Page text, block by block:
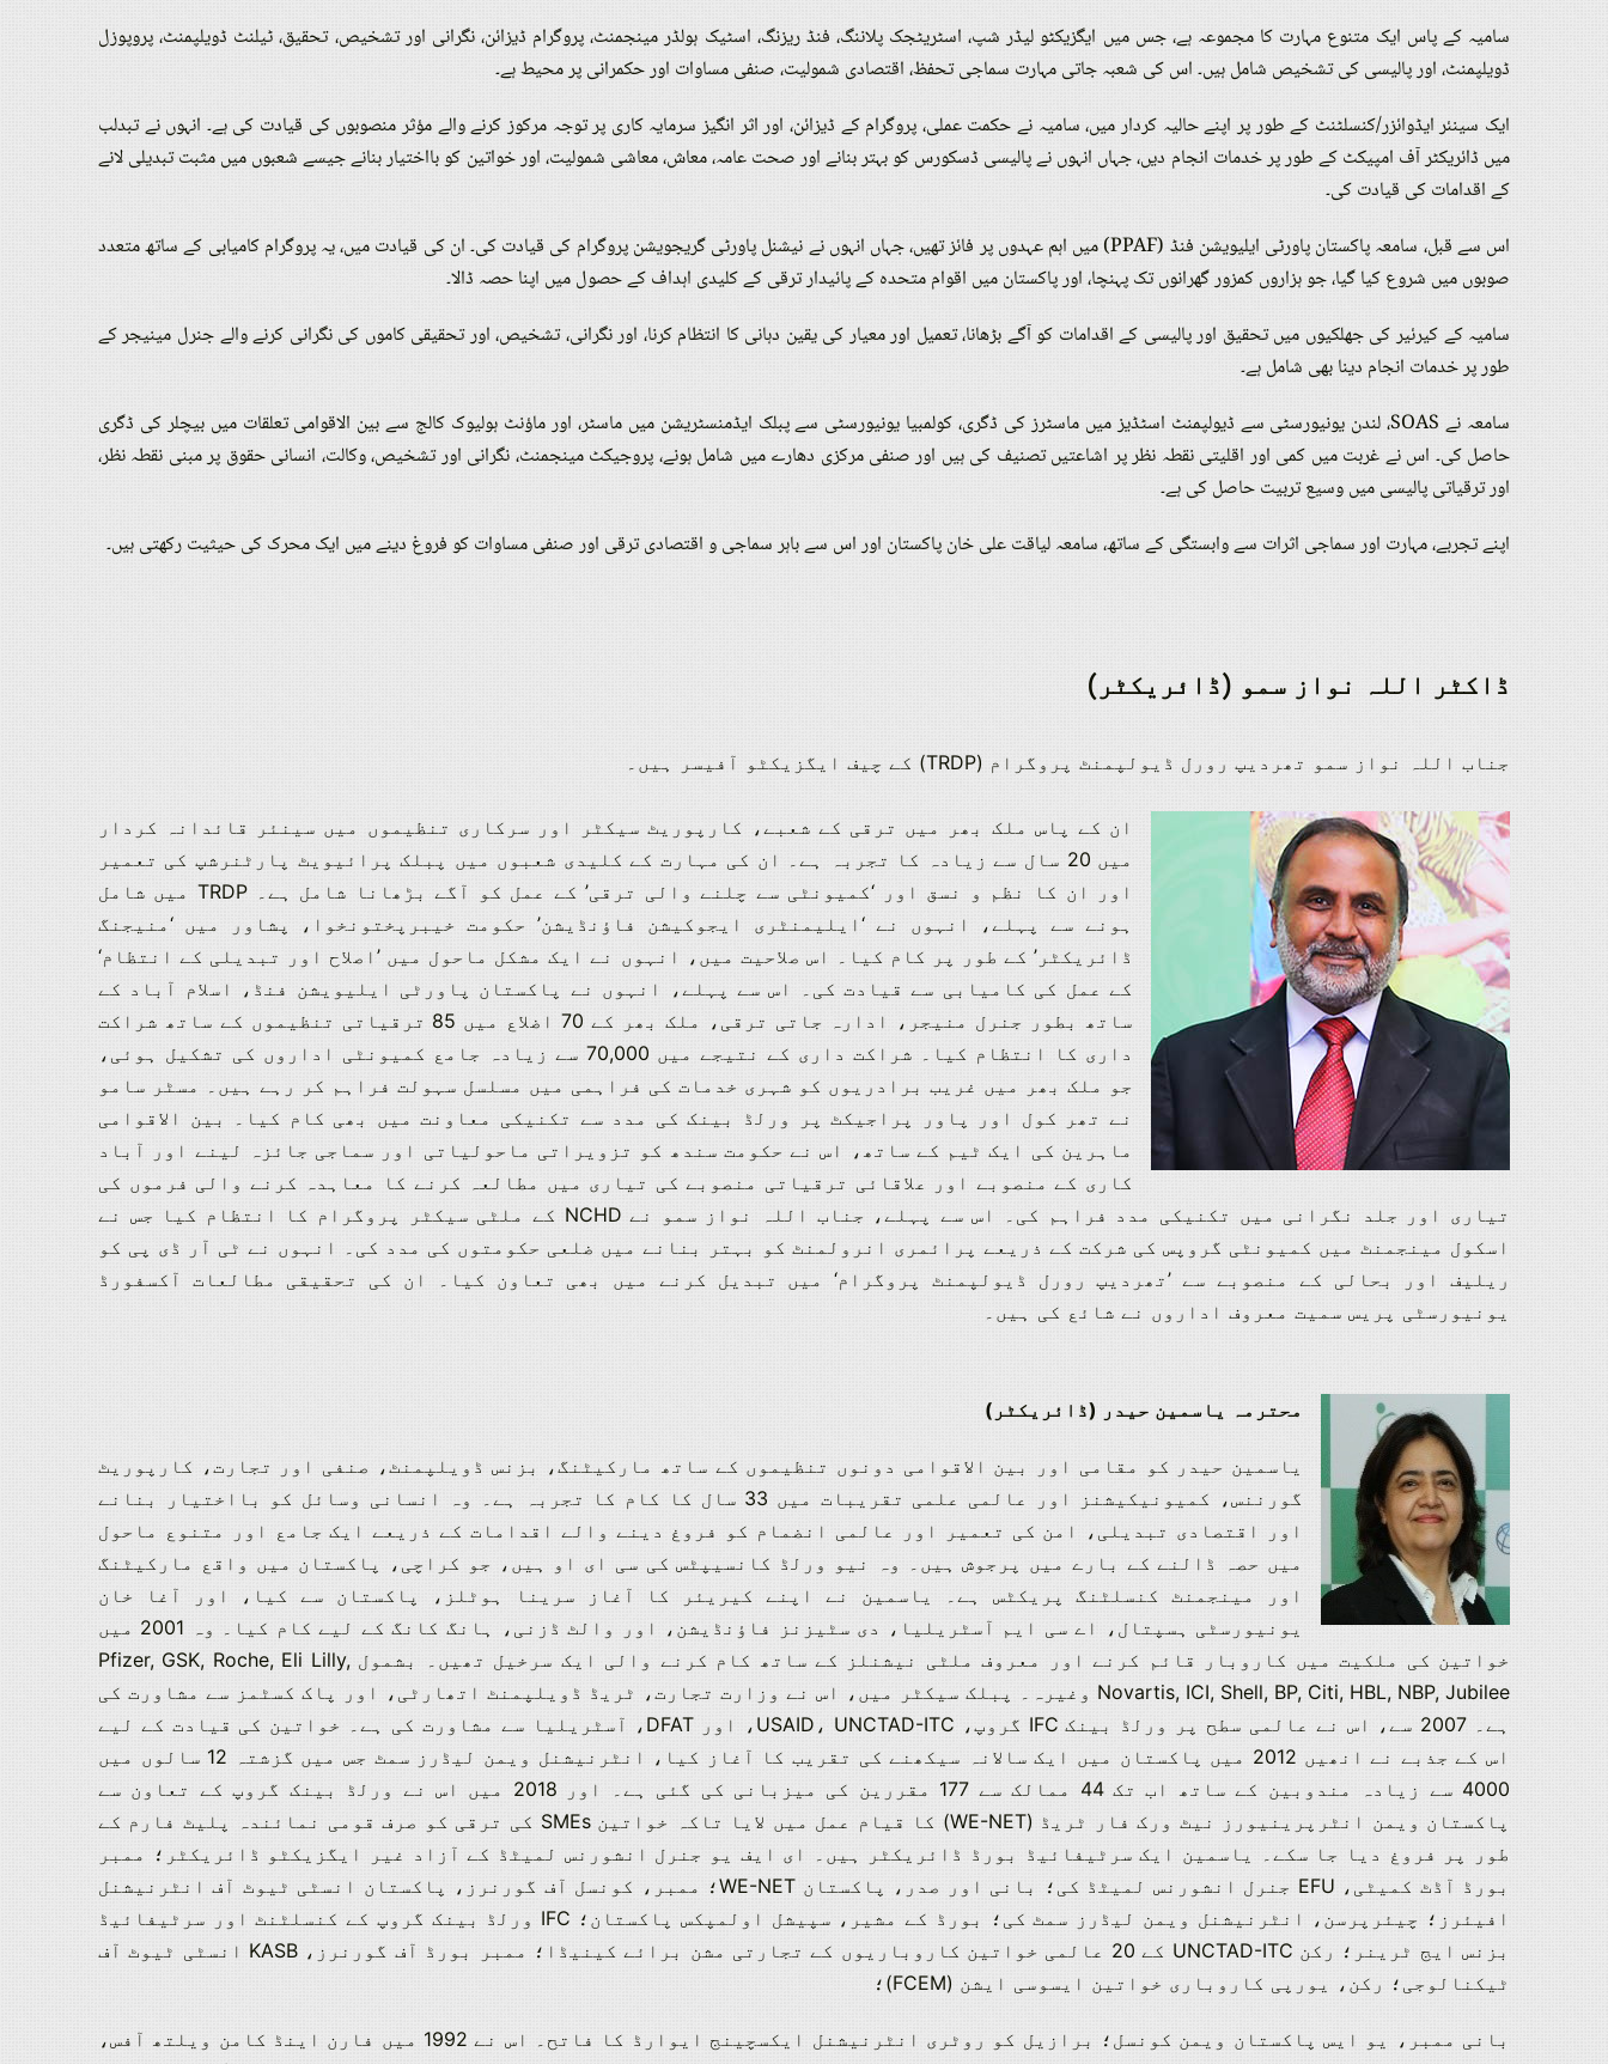
سامیہ کے پاس ایک متنوع مہارت کا مجموعہ ہے، جس میں ایگزیکٹو لیڈر شپ، اسٹریٹجک پلاننگ، فنڈ ریزنگ، اسٹیک ہولڈر مینجمنٹ، پروگرام ڈیزائن، نگرانی اور تشخیص، تحقیق، ٹیلنٹ ڈویلپمنٹ، پروپوزل
ڈویلپمنٹ، اور پالیسی کی تشخیص شامل ہیں۔ اس کی شعبہ جاتی مہارت سماجی تحفظ، اقتصادی شمولیت، صنفی مساوات اور حکمرانی پر محیط ہے۔
ایک سینئر ایڈوائزر/کنسلٹنٹ کے طور پر اپنے حالیہ کردار میں، سامیہ نے حکمت عملی، پروگرام کے ڈیزائن، اور اثر انگیز سرمایہ کاری پر توجہ مرکوز کرنے والے مؤثر منصوبوں کی قیادت کی ہے۔ انہوں نے تبدلب
میں ڈائریکٹر آف امپیکٹ کے طور پر خدمات انجام دیں، جہاں انہوں نے پالیسی ڈسکورس کو بہتر بنانے اور صحت عامہ، معاش، معاشی شمولیت، اور خواتین کو بااختیار بنانے جیسے شعبوں میں مثبت تبدیلی لانے
کے اقدامات کی قیادت کی۔
اس سے قبل، سامعہ پاکستان پاورٹی ایلیویشن فنڈ (PPAF) میں اہم عہدوں پر فائز تھیں، جہاں انہوں نے نیشنل پاورٹی گریجویشن پروگرام کی قیادت کی۔ ان کی قیادت میں، یہ پروگرام کامیابی کے ساتھ متعدد
صوبوں میں شروع کیا گیا، جو ہزاروں کمزور گھرانوں تک پہنچا، اور پاکستان میں اقوام متحدہ کے پائیدار ترقی کے کلیدی اہداف کے حصول میں اپنا حصہ ڈالا۔
سامیہ کے کیرئیر کی جھلکیوں میں تحقیق اور پالیسی کے اقدامات کو آگے بڑھانا، تعمیل اور معیار کی یقین دہانی کا انتظام کرنا، اور نگرانی، تشخیص، اور تحقیقی کاموں کی نگرانی کرنے والے جنرل مینیجر کے
طور پر خدمات انجام دینا بھی شامل ہے۔
سامعہ نے SOAS، لندن یونیورسٹی سے ڈیولپمنٹ اسٹڈیز میں ماسٹرز کی ڈگری، کولمبیا یونیورسٹی سے پبلک ایڈمنسٹریشن میں ماسٹر، اور ماؤنٹ ہولیوک کالج سے بین الاقوامی تعلقات میں بیچلر کی ڈگری
حاصل کی۔ اس نے غربت میں کمی اور اقلیتی نقطہ نظر پر اشاعتیں تصنیف کی ہیں اور صنفی مرکزی دھارے میں شامل ہونے، پروجیکٹ مینجمنٹ، نگرانی اور تشخیص، وکالت، انسانی حقوق پر مبنی نقطہ نظر،
اور ترقیاتی پالیسی میں وسیع تربیت حاصل کی ہے۔
اپنے تجربے، مہارت اور سماجی اثرات سے وابستگی کے ساتھ، سامعہ لیاقت علی خان پاکستان اور اس سے باہر سماجی و اقتصادی ترقی اور صنفی مساوات کو فروغ دینے میں ایک محرک کی حیثیت رکھتی ہیں۔
ڈاکٹر اللہ نواز سمو (ڈائریکٹر)
جناب اللہ نواز سمو تھردیپ رورل ڈیولپمنٹ پروگرام (TRDP) کے چیف ایگزیکٹو آفیسر ہیں۔
ان کے پاس ملک بھر میں ترقی کے شعبے، کارپوریٹ سیکٹر اور سرکاری تنظیموں میں سینئر قائدانہ کردار
میں 20 سال سے زیادہ کا تجربہ ہے۔
ان کی مہارت کے کلیدی شعبوں میں پبلک پرائیویٹ پارٹنرشپ کی تعمیر
اور ان کا نظم و نسق اور ‘کمیونٹی سے چلنے والی ترقی’ کے عمل کو آگے بڑھانا شامل ہے۔
TRDP میں شامل
ہونے سے پہلے، انہوں نے ‘ایلیمنٹری ایجوکیشن فاؤنڈیشن’ حکومت خیبرپختونخوا، پشاور میں ‘منیجنگ
ڈائریکٹر’ کے طور پر کام کیا۔
اس صلاحیت میں، انہوں نے ایک مشکل ماحول میں ’اصلاح اور تبدیلی کے انتظام‘
کے عمل کی کامیابی سے قیادت کی۔
اس سے پہلے، انہوں نے پاکستان پاورٹی ایلیویشن فنڈ، اسلام آباد کے
ساتھ بطور جنرل منیجر، ادارہ جاتی ترقی، ملک بھر کے 70 اضلاع میں 85 ترقیاتی تنظیموں کے ساتھ شراکت
داری کا انتظام کیا۔
شراکت داری کے نتیجے میں 70,000 سے زیادہ جامع کمیونٹی اداروں کی تشکیل ہوئی،
جو ملک بھر میں غریب برادریوں کو شہری خدمات کی فراہمی میں مسلسل سہولت فراہم کر رہے ہیں۔
مسٹر سامو
نے تھر کول اور پاور پراجیکٹ پر ورلڈ بینک کی مدد سے تکنیکی معاونت میں بھی کام کیا۔
بین الاقوامی
ماہرین کی ایک ٹیم کے ساتھ، اس نے حکومت سندھ کو تزویراتی ماحولیاتی اور سماجی جائزہ لینے اور آباد
کاری کے منصوبے اور علاقائی ترقیاتی منصوبے کی تیاری میں مطالعہ کرنے کا معاہدہ کرنے والی فرموں کی
تیاری اور جلد نگرانی میں تکنیکی مدد فراہم کی۔
اس سے پہلے، جناب اللہ نواز سمو نے NCHD کے ملٹی سیکٹر پروگرام کا انتظام کیا جس نے
اسکول مینجمنٹ میں کمیونٹی گروپس کی شرکت کے ذریعے پرائمری انرولمنٹ کو بہتر بنانے میں ضلعی حکومتوں کی مدد کی۔
انہوں نے ٹی آر ڈی پی کو
ریلیف اور بحالی کے منصوبے سے ’تھردیپ رورل ڈیولپمنٹ پروگرام‘ میں تبدیل کرنے میں بھی تعاون کیا۔
ان کی تحقیقی مطالعات آکسفورڈ
یونیورسٹی پریس سمیت معروف اداروں نے شائع کی ہیں۔
محترمہ یاسمین حیدر (ڈائریکٹر)
یاسمین حیدر کو مقامی اور بین الاقوامی دونوں تنظیموں کے ساتھ مارکیٹنگ، بزنس ڈویلپمنٹ، صنفی اور تجارت، کارپوریٹ
گورننس، کمیونیکیشنز اور عالمی علمی تقریبات میں 33 سال کا کام کا تجربہ ہے۔ وہ انسانی وسائل کو بااختیار بنانے
اور اقتصادی تبدیلی، امن کی تعمیر اور عالمی انضمام کو فروغ دینے والے اقدامات کے ذریعے ایک جامع اور متنوع ماحول
میں حصہ ڈالنے کے بارے میں پرجوش ہیں۔ وہ نیو ورلڈ کانسیپٹس کی سی ای او ہیں، جو کراچی، پاکستان میں واقع مارکیٹنگ
اور مینجمنٹ کنسلٹنگ پریکٹس ہے۔ یاسمین نے اپنے کیریئر کا آغاز سرینا ہوٹلز، پاکستان سے کیا، اور آغا خان
یونیورسٹی ہسپتال، اے سی ایم آسٹریلیا، دی سٹیزنز فاؤنڈیشن، اور والٹ ڈزنی، ہانگ کانگ کے لیے کام کیا۔ وہ 2001 میں
خواتین کی ملکیت میں کاروبار قائم کرنے اور معروف ملٹی نیشنلز کے ساتھ کام کرنے والی ایک سرخیل تھیں۔ بشمول Pfizer, GSK, Roche, Eli Lilly,
Novartis, ICI, Shell, BP, Citi, HBL, NBP, Jubilee وغیرہ۔ پبلک سیکٹر میں، اس نے وزارت تجارت، ٹریڈ ڈویلپمنٹ اتھارٹی، اور پاک کسٹمز سے مشاورت کی
ہے۔ 2007 سے، اس نے عالمی سطح پر ورلڈ بینک IFC گروپ، USAID، UNCTAD-ITC، اور DFAT، آسٹریلیا سے مشاورت کی ہے۔ خواتین کی قیادت کے لیے
اس کے جذبے نے انھیں 2012 میں پاکستان میں ایک سالانہ سیکھنے کی تقریب کا آغاز کیا، انٹرنیشنل ویمن لیڈرز سمٹ جس میں گزشتہ 12 سالوں میں
4000 سے زیادہ مندوبین کے ساتھ اب تک 44 ممالک سے 177 مقررین کی میزبانی کی گئی ہے۔ اور 2018 میں اس نے ورلڈ بینک گروپ کے تعاون سے
پاکستان ویمن انٹرپرینیورز نیٹ ورک فار ٹریڈ (WE-NET) کا قیام عمل میں لایا تاکہ خواتین SMEs کی ترقی کو صرف قومی نمائندہ پلیٹ فارم کے
طور پر فروغ دیا جا سکے۔ یاسمین ایک سرٹیفائیڈ بورڈ ڈائریکٹر ہیں۔ ای ایف یو جنرل انشورنس لمیٹڈ کے آزاد غیر ایگزیکٹو ڈائریکٹر؛ ممبر
بورڈ آڈٹ کمیٹی، EFU جنرل انشورنس لمیٹڈ کی؛ بانی اور صدر، پاکستان WE-NET؛ ممبر، کونسل آف گورنرز، پاکستان انسٹی ٹیوٹ آف انٹرنیشنل
افیئرز؛ چیئرپرسن، انٹرنیشنل ویمن لیڈرز سمٹ کی؛ بورڈ کے مشیر، سپیشل اولمپکس پاکستان؛ IFC ورلڈ بینک گروپ کے کنسلٹنٹ اور سرٹیفائیڈ
بزنس ایج ٹرینر؛ رکن UNCTAD-ITC کے 20 عالمی خواتین کاروباریوں کے تجارتی مشن برائے کینیڈا؛ ممبر بورڈ آف گورنرز، KASB انسٹی ٹیوٹ آف
ٹیکنالوجی؛ رکن، یورپی کاروباری خواتین ایسوسی ایشن (FCEM)؛
بانی ممبر، یو ایس پاکستان ویمن کونسل؛ برازیل کو روٹری انٹرنیشنل ایکسچینج ایوارڈ کا فاتح۔ اس نے 1992 میں فارن اینڈ کامن ویلتھ آفس،